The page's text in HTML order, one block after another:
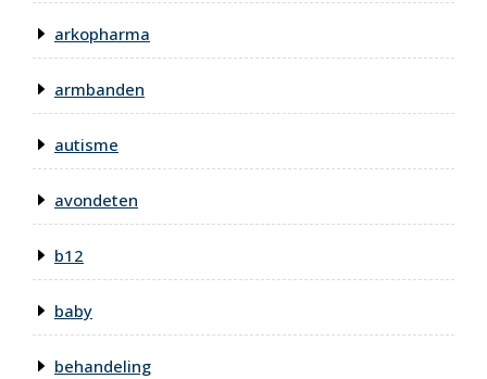
arkopharma
armbanden
autisme
avondeten
b12
baby
behandeling